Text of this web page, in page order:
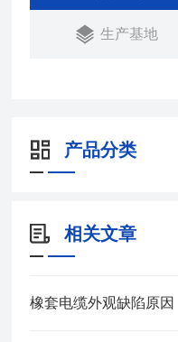
生产基地
产品分类
相关文章
橡套电缆外观缺陷原因